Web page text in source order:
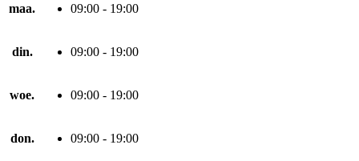
maa. 09:00 - 19:00
din. 09:00 - 19:00
woe. 09:00 - 19:00
don. 09:00 - 19:00